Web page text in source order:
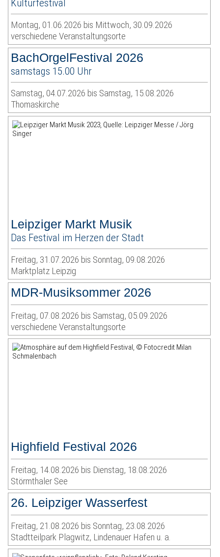
Kulturfestival
Montag, 01.06.2026 bis Mittwoch, 30.09.2026
verschiedene Veranstaltungsorte
BachOrgelFestival 2026
samstags 15.00 Uhr
Samstag, 04.07.2026 bis Samstag, 15.08.2026
Thomaskirche
Leipziger Markt Musik
Das Festival im Herzen der Stadt
Freitag, 31.07.2026 bis Sonntag, 09.08.2026
Marktplatz Leipzig
MDR-Musiksommer 2026
Freitag, 07.08.2026 bis Samstag, 05.09.2026
verschiedene Veranstaltungsorte
Highfield Festival 2026
Freitag, 14.08.2026 bis Dienstag, 18.08.2026
Störmthaler See
26. Leipziger Wasserfest
Freitag, 21.08.2026 bis Sonntag, 23.08.2026
Stadtteilpark Plagwitz, Lindenauer Hafen u. a.